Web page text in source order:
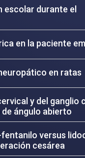
escolar durante el
en la paciente
en ratas
y del ganglio
de ángulo abierto
versus
cesárea